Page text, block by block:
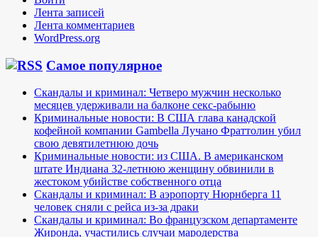
Лента записей
Лента комментариев
WordPress.org
Самое популярное
Скандалы и криминал: Четверо мужчин несколько
месяцев удерживали на балконе секс-рабыню
Криминальные новости: В США глава канадской
кофейной компании Gambella Лучано Фраттолин убил
свою девятилетнюю дочь
Криминальные новости: из США. В американском
штате Индиана 32-летнюю женщину обвинили в
жестоком убийстве собственного отца
Скандалы и криминал: В аэропорту Нюрнберга 11
человек сняли с рейса из-за драки
Скандалы и криминал: Во французском департаменте
Жиронда, участились случаи мародерства